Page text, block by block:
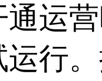
运
运行